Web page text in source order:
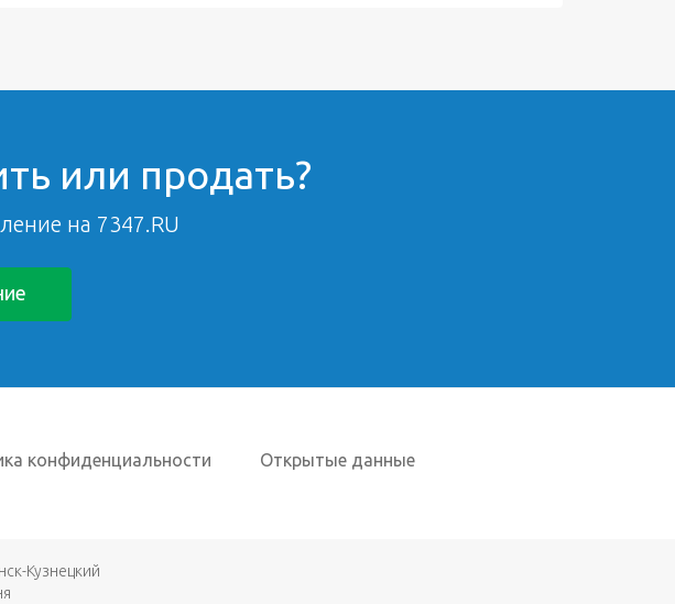
или продать?
на 7347.RU
конфиденциальности Открытые данные
Кузнецкий